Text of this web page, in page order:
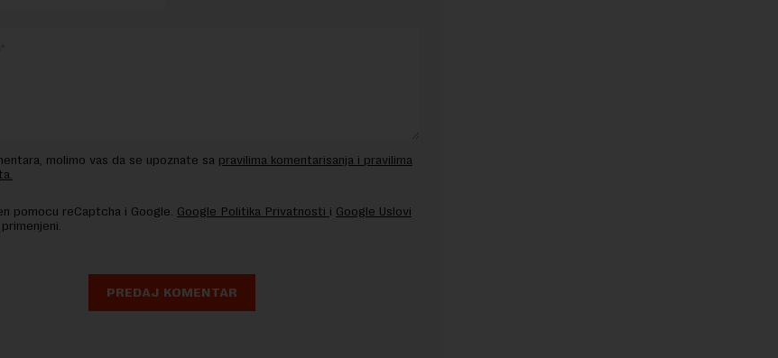
molimo vas da se upoznate sa pravilima komentarisanja i pravilima
pomocu reCaptcha i Google. Google Politika Privatnosti i Google Uslovi